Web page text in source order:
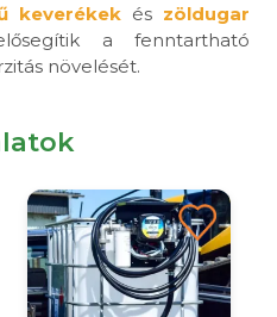
keverékek és zöldugar
a fenntartható
növelését.